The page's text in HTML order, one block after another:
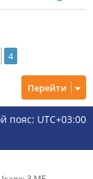
с
к
а
4
Перейти
пояс: UTC+03:00